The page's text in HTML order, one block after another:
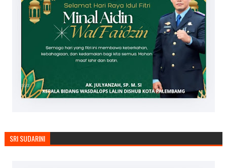
SRI SUDARINI